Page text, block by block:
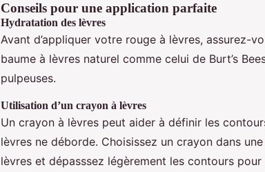
Conseils pour une application parfaite
Hydratation des lèvres
Avant d’appliquer votre rouge à lèvres, assurez-
baume à lèvres naturel comme celui de Burt’s
pulpeuses.
Utilisation d’un crayon à lèvres
Un crayon à lèvres peut aider à définir les
lèvres ne déborde. Choisissez un crayon dans
lèvres et dépasssez légèrement les contours